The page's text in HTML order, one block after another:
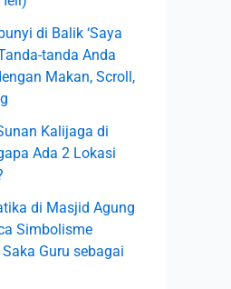
di Balik ‘Saya
tanda Anda
Makan, Scroll,
Kalijaga di
Ada 2 Lokasi
di Masjid Agung
Simbolisme
Guru sebagai